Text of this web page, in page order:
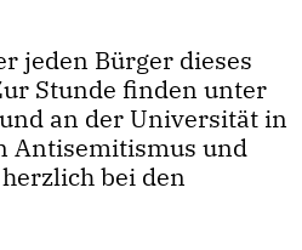
jeden Bürger dieses
Stunde finden unter
an der Universität in
Antisemitismus und
bei den